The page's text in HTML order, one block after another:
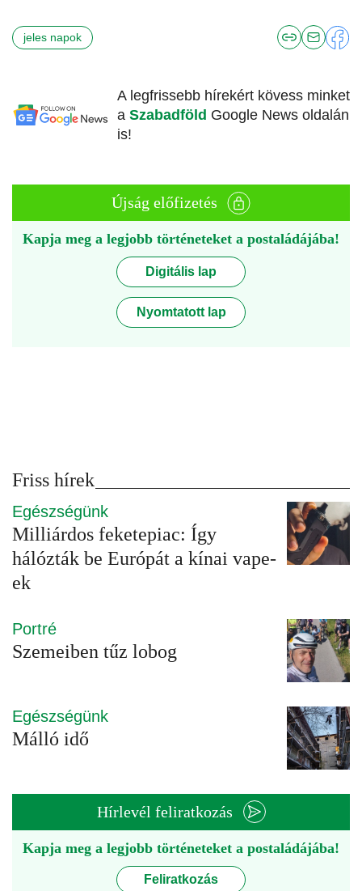
jeles napok
A legfrissebb hírekért kövess minket
a Szabadföld Google News oldalán
is!
Újság előfizetés
Kapja meg a legjobb történeteket a postaládájába!
Digitális lap
Nyomtatott lap
Friss hírek
Egészségünk
Milliárdos feketepiac: Így
hálózták be Európát a kínai vape-
ek
Portré
Szemeiben tűz lobog
Egészségünk
Málló idő
Hírlevél feliratkozás
Kapja meg a legjobb történeteket a postaládájába!
Feliratkozás